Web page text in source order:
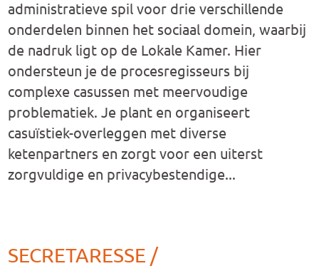
administratieve spil voor drie verschillende
onderdelen binnen het sociaal domein, waarbij
de nadruk ligt op de Lokale Kamer. Hier
ondersteun je de procesregisseurs bij
complexe casussen met meervoudige
problematiek. Je plant en organiseert
casuïstiek-overleggen met diverse
ketenpartners en zorgt voor een uiterst
zorgvuldige en privacybestendige...
SECRETARESSE /